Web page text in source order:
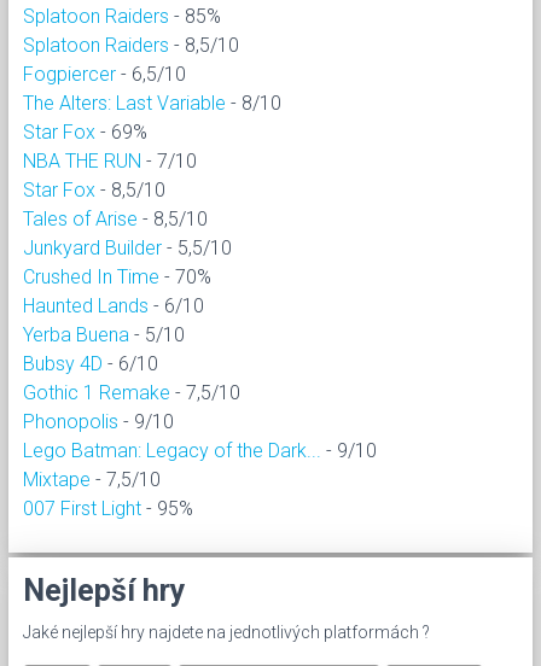
Splatoon Raiders - 85%
Splatoon Raiders - 8,5/10
Fogpiercer - 6,5/10
The Alters: Last Variable - 8/10
Star Fox - 69%
NBA THE RUN - 7/10
Star Fox - 8,5/10
Tales of Arise - 8,5/10
Junkyard Builder - 5,5/10
Crushed In Time - 70%
Haunted Lands - 6/10
Yerba Buena - 5/10
Bubsy 4D - 6/10
Gothic 1 Remake - 7,5/10
Phonopolis - 9/10
Lego Batman: Legacy of the Dark...
- 9/10
Mixtape - 7,5/10
007 First Light - 95%
Nejlepší hry
Jaké nejlepší hry najdete na jednotlivých platformách ?